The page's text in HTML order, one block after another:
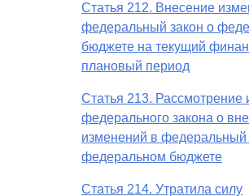
Статья 212. Внесение
федеральный закон о
бюджете на текущий
плановый период
Статья 213. Рассмотрение
федерального закона о
изменений в федеральный
федеральном бюджете
Статья 214. Утратила силу